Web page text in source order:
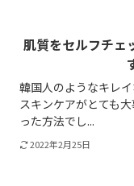
肌質をセルフチェ
韓国人のようなキレ
スキンケアがとても
った方法でし...
2022年2月25日